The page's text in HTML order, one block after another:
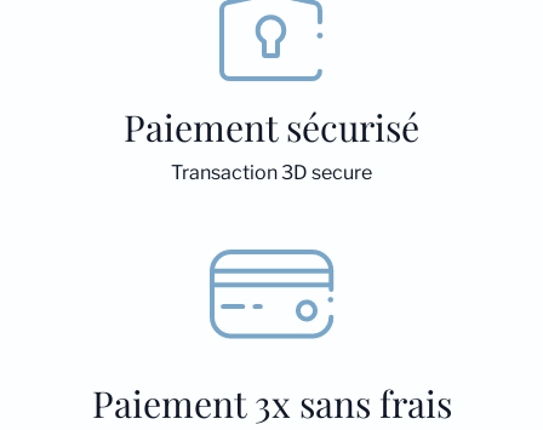
Paiement sécurisé
Transaction 3D secure
Paiement 3x sans frais